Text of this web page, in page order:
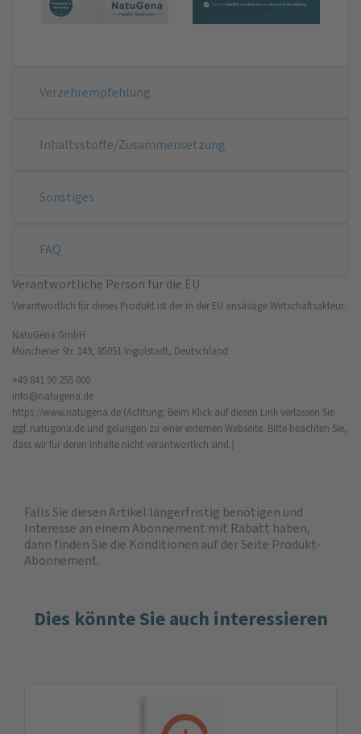
Verzehrempfehlung
Inhaltsstoffe/Zusammensetzung
Sonstiges
FAQ
Verantwortliche Person für die EU
Verantwortlich für dieses Produkt ist der in der EU ansässige Wirtschaftsakteur:
NatuGena GmbH
Münchener Str. 149, 85051 Ingolstadt, Deutschland
+49 841 90 255 000
info@natugena.de
https://www.natugena.de (Achtung: Beim Klick auf diesen Link verlassen Sie
ggf. natugena.de und gelangen zu einer externen Webseite. Bitte beachten Sie,
dass wir für deren Inhalte nicht verantwortlich sind.)
Falls Sie diesen Artikel längerfristig benötigen und
Interesse an einem Abonnement mit Rabatt haben,
dann finden Sie die Konditionen auf der Seite Produkt-
Abonnement.
Dies könnte Sie auch interessieren